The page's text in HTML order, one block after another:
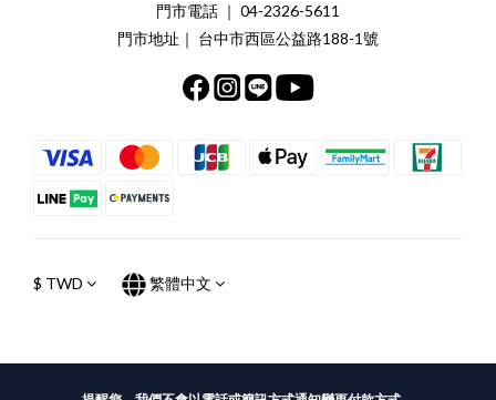
門市電話 ｜ 04-2326-5611
門市地址｜ 台中市西區公益路188-1號
$ TWD 繁體中文